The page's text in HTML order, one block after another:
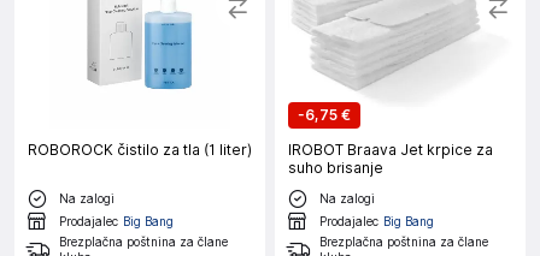
ROBOROCK čistilo za tla (1 liter)
Na zalogi
Prodajalec Big Bang
Brezplačna poštnina za člane
-6,75 €
IROBOT Braava Jet krpice za
suho brisanje
Na zalogi
Prodajalec Big Bang
Brezplačna poštnina za člane